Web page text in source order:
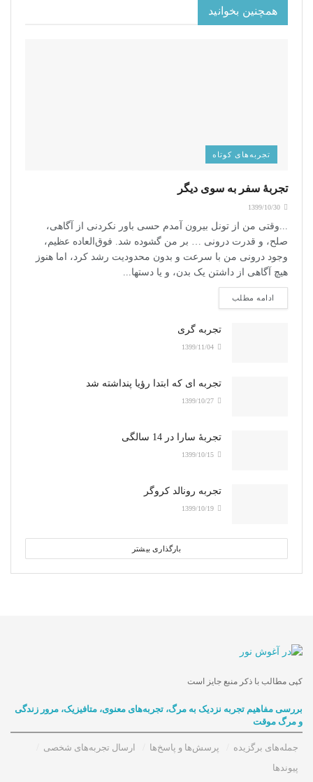
همچنین بخوانید
تجربه‌های کوتاه
تجربۀ سفر به سوی دیگر
...وقتی من از تونل بیرون آمدم حسی باور نکردنی از آگاهی،
صلح، و قدرت درونی … بر من گشوده شد. فوق‌العاده عظیم،
وجود درونی من با سرعت و بدون محدودیت رشد کرد، اما هنوز
هیچ آگاهی از داشتن یک بدن، و یا دستها...
ادامه مطلب
تجربه گری
تجربه ای که ابتدا رؤیا پنداشته شد
تجربۀ سارا در 14 سالگی
تجربه رونالد کروگر
بارگذاری بیشتر
کپی مطالب با ذکر منبع جایز است
بررسی مفاهیم تجربه‌ نزدیک به مرگ، تجربه‌های معنوی، متافیزیک، مرور زندگی
و مرگ موقت
جمله‌های برگزیده پرسش‌ها و پاسخ‌ها
ارسال تجربه‌های شخصی
پیوندها